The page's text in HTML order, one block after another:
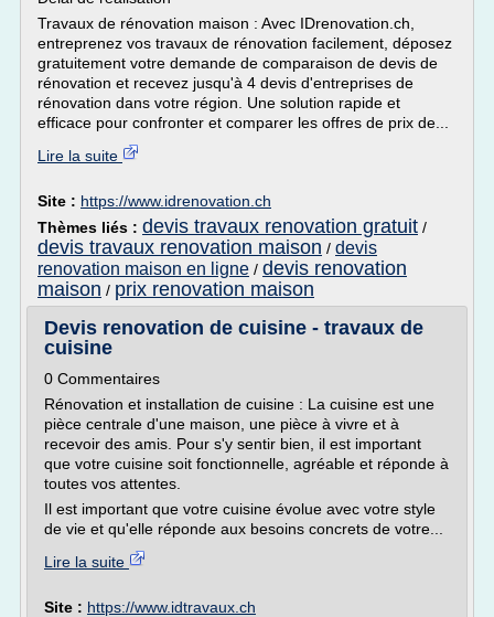
Travaux de rénovation maison : Avec IDrenovation.ch,
entreprenez vos travaux de rénovation facilement, déposez
gratuitement votre demande de comparaison de devis de
rénovation et recevez jusqu'à 4 devis d'entreprises de
rénovation dans votre région. Une solution rapide et
efficace pour confronter et comparer les offres de prix de...
Lire la suite
Site : https://www.idrenovation.ch
Thèmes liés : devis travaux renovation gratuit /
devis travaux renovation maison / devis
renovation maison en ligne / devis renovation
maison / prix renovation maison
Devis renovation de cuisine - travaux de
cuisine
0 Commentaires
Rénovation et installation de cuisine : La cuisine est une
pièce centrale d'une maison, une pièce à vivre et à
recevoir des amis. Pour s'y sentir bien, il est important
que votre cuisine soit fonctionnelle, agréable et réponde à
toutes vos attentes.
Il est important que votre cuisine évolue avec votre style
de vie et qu'elle réponde aux besoins concrets de votre...
Lire la suite
Site : https://www.idtravaux.ch